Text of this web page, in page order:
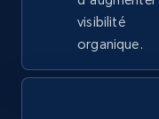
web using
URL, Product id,
Rating, Reviews
visibilité
organique.